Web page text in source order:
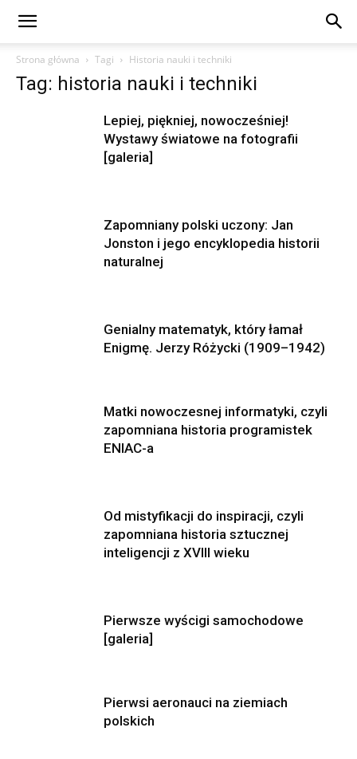
Strona główna Tagi Historia nauki i techniki
Tag: historia nauki i techniki
Lepiej, piękniej, nowocześniej!
Wystawy światowe na fotografii
[galeria]
Zapomniany polski uczony: Jan
Jonston i jego encyklopedia historii
naturalnej
Genialny matematyk, który łamał
Enigmę. Jerzy Różycki (1909–1942)
Matki nowoczesnej informatyki, czyli
zapomniana historia programistek
ENIAC-a
Od mistyfikacji do inspiracji, czyli
zapomniana historia sztucznej
inteligencji z XVIII wieku
Pierwsze wyścigi samochodowe
[galeria]
Pierwsi aeronauci na ziemiach
polskich